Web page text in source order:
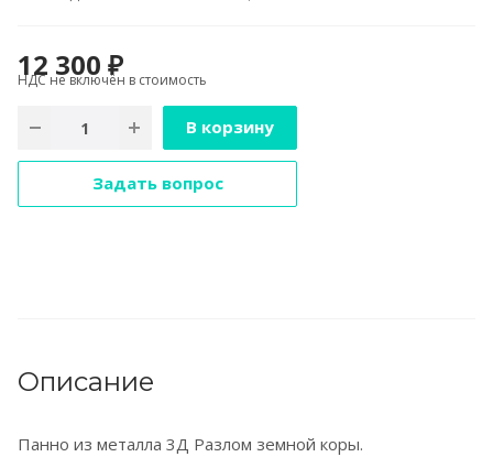
12 300 ₽
В корзину
Задать вопрос
НДС не включён в стоимость
Описание
Панно из металла 3Д Разлом земной коры.